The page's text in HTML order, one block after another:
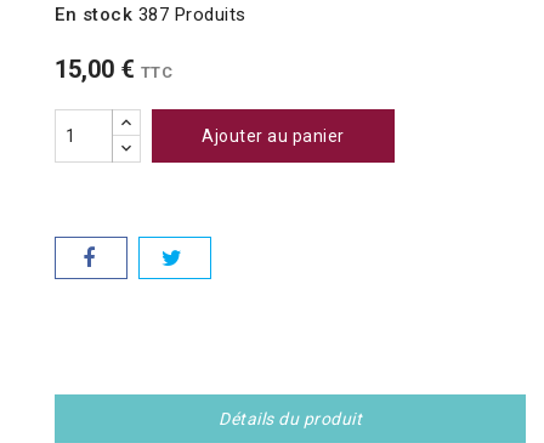
En stock 387 Produits
15,00 € TTC
Ajouter au panier
Détails du produit